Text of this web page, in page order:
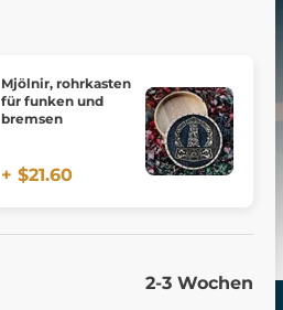
Mjölnir, rohrkasten
für funken und
bremsen
+ $21.60
2-3 Wochen